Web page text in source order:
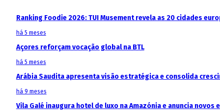
Ranking Foodie 2026: TUI Musement revela as 20 cidades
há 5 meses
Açores reforçam vocação global na BTL
há 5 meses
Arábia Saudita apresenta visão estratégica e consolida
há 9 meses
Vila Galé inaugura hotel de luxo na Amazónia e anuncia